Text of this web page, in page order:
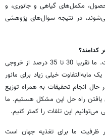
مکمل‌های گیاهی و جانوری، و
در نتیجه سوال‌های پژوهشی
اولین اولویت مبارزه با تلفات و ضایعات است. ما تقریبا 30 تا 35 درصد از خروجی
خیلی زیاد برای مانور
انجام تحقیقات به همراه توزیع
یافتن راه حل این مشکل هستیم. ما
این تلفات را کمتر کنیم.
ظرفیت ما برای تغذیه جهان است